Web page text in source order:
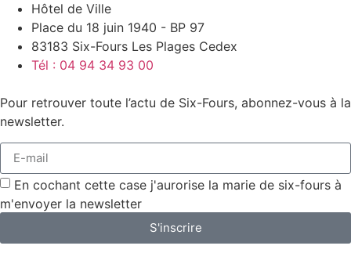
Hôtel de Ville
Place du 18 juin 1940 - BP 97
83183 Six-Fours Les Plages Cedex
Tél : 04 94 34 93 00
Pour retrouver toute l’actu de Six-Fours, abonnez-vous à la
newsletter.
En cochant cette case j'aurorise la marie de six-fours à
m'envoyer la newsletter
S'inscrire